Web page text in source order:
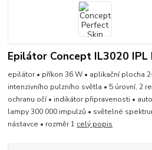
Epilátor Concept IL3020 IPL
epilátor • příkon 36 W • aplikační plocha
intenzivního pulzního světla • 5 úrovní, 2
ochranu očí • indikátor připravenosti •
lampy 300 000 impulzů • světelné
nástavce • rozměr 1 celý popis